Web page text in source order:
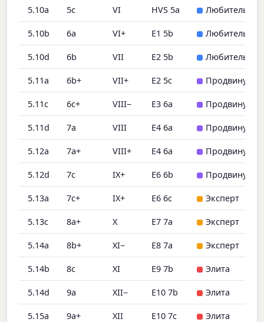
5.10a 5c VI HVS 5a Любитель
5.10b 6a VI+ E1 5b Любитель
5.10d 6b VII E2 5b Любитель
5.11a 6b+ VII+ E2 5c Продвинутый
5.11c 6c+ VIII− E3 6a Продвинутый
5.11d 7a VIII E4 6a Продвинутый
5.12a 7a+ VIII+ E4 6a Продвинутый
5.12d 7c IX+ E6 6b Продвинутый
5.13a 7c+ IX+ E6 6c Эксперт
5.13c 8a+ X E7 7a Эксперт
5.14a 8b+ XI− E8 7a Эксперт
5.14b 8c XI E9 7b Элита
5.14d 9a XII− E10 7b Элита
5.15a 9a+ XII E10 7c Элита